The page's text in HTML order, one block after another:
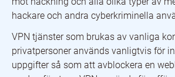
hackare och andra cyberkriminella
VPN tjänster som brukas av vanliga
privatpersoner används vanligtvis för
uppgifter så som att avblockera en